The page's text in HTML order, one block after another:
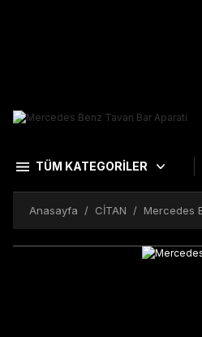
TÜM KATEGORİLER
Anasayfa CİTAN Mercedes